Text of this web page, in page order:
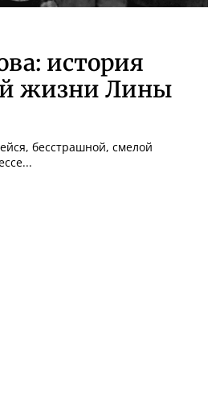
история
жизни Лины
бесстрашной, смелой